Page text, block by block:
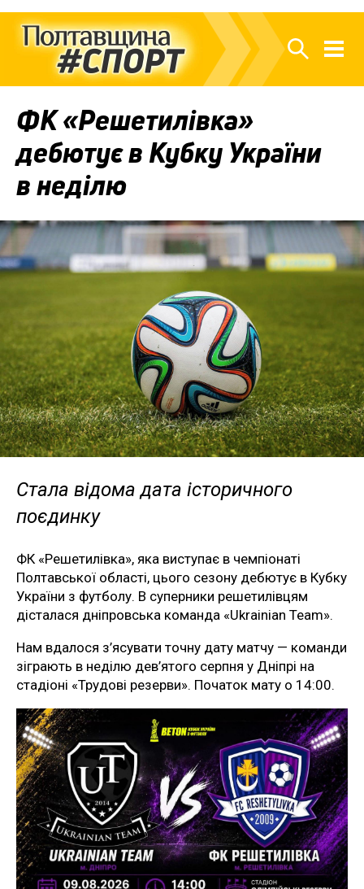
ФК «Решетилівка»
дебютує в Кубку України
в неділю
Стала відома дата історичного
поєдинку
ФК «Решетилівка», яка виступає в чемпіонаті
Полтавської області, цього сезону дебютує в Кубку
України з футболу. В суперники решетилівцям
дісталася дніпровська команда «Ukrainian Team».
Нам вдалося з’ясувати точну дату матчу — команди
зіграють в неділю дев’ятого серпня у Дніпрі на
стадіоні «Трудові резерви». Початок мату о 14:00.